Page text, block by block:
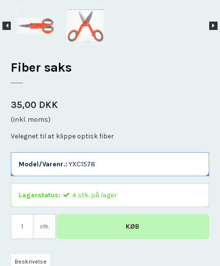
Fiber saks
35,00 DKK
(inkl. moms)
Velegnet til at klippe optisk fiber
Model/Varenr.: YXC1578
Lagerstatus: 4 stk. på lager
stk. KØB
Beskrivelse